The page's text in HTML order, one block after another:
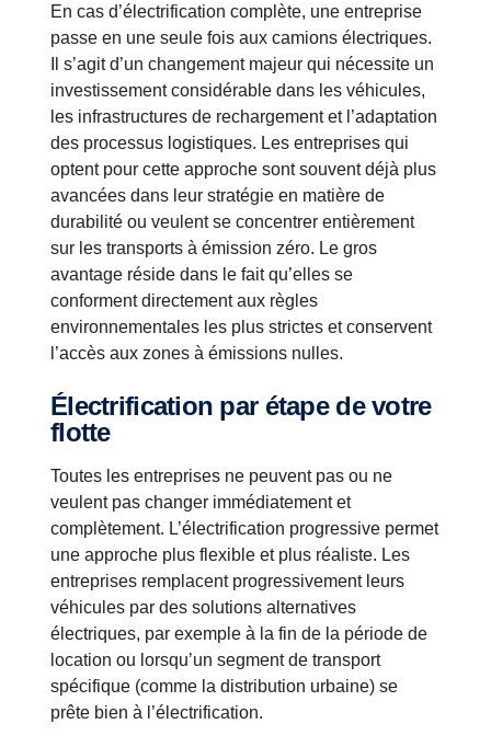
En cas d’électrification complète, une entreprise
passe en une seule fois aux camions électriques.
Il s’agit d’un changement majeur qui nécessite un
investissement considérable dans les véhicules,
les infrastructures de rechargement et l’adaptation
des processus logistiques. Les entreprises qui
optent pour cette approche sont souvent déjà plus
avancées dans leur stratégie en matière de
durabilité ou veulent se concentrer entièrement
sur les transports à émission zéro. Le gros
avantage réside dans le fait qu’elles se
conforment directement aux règles
environnementales les plus strictes et conservent
l’accès aux zones à émissions nulles.
Électrification par étape de votre
flotte
Toutes les entreprises ne peuvent pas ou ne
veulent pas changer immédiatement et
complètement. L’électrification progressive permet
une approche plus flexible et plus réaliste. Les
entreprises remplacent progressivement leurs
véhicules par des solutions alternatives
électriques, par exemple à la fin de la période de
location ou lorsqu’un segment de transport
spécifique (comme la distribution urbaine) se
prête bien à l’électrification.